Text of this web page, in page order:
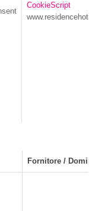
CookieScript
Fornitore / Dominio